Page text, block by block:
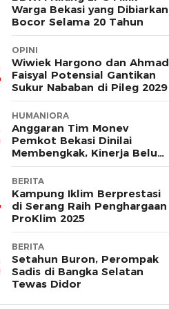
Warga Bekasi yang Dibiarkan
Bocor Selama 20 Tahun
OPINI
Wiwiek Hargono dan Ahmad
Faisyal Potensial Gantikan
Sukur Nababan di Pileg 2029
HUMANIORA
Anggaran Tim Monev
Pemkot Bekasi Dinilai
Membengkak, Kinerja Belum
Terbukti Efektif
BERITA
Kampung Iklim Berprestasi
di Serang Raih Penghargaan
ProKlim 2025
BERITA
Setahun Buron, Perompak
Sadis di Bangka Selatan
Tewas Didor